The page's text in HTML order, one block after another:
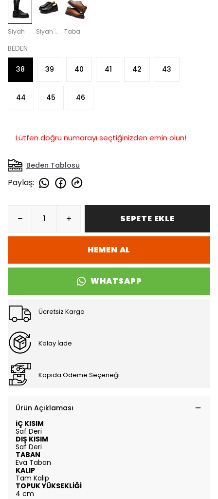
Siyah Siyah Rugan Taba
BEDEN
38 39 40 41 42 43
44 45 46
Lütfen doğru numarayı seçtiğinizden emin olun!
Beden Tablosu
Paylaş:
SEPETE EKLE
HEMEN AL
WHATSAPP
Ücretsiz Kargo
Kolay İade
Kapıda Ödeme Seçeneği
Ürün Açıklaması
iÇ KISIM
Saf Deri
DIŞ KISIM
Saf Deri
TABAN
Eva Taban
KALIP
Tam Kalıp
TOPUK YÜKSEKLİĞİ
4 cm